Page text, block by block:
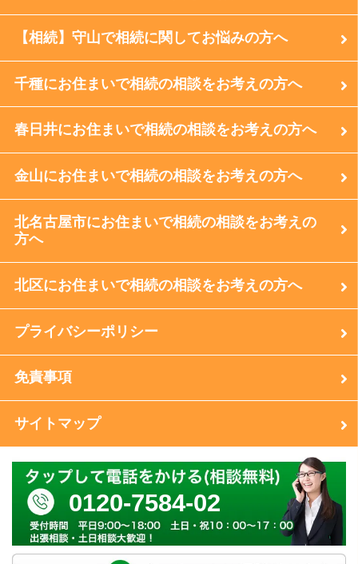
【相続】守山で相続に関してお悩みの方へ
千種にお住まいで相続の相談をお考えの方へ
春日井にお住まいで相続の相談をお考えの方へ
金山にお住まいで相続の相談をお考えの方へ
北名古屋市にお住まいで相続の相談をお考えの
方へ
北区にお住まいで相続の相談をお考えの方へ
プライバシーポリシー
免責事項
サイトマップ
0120-7584-02